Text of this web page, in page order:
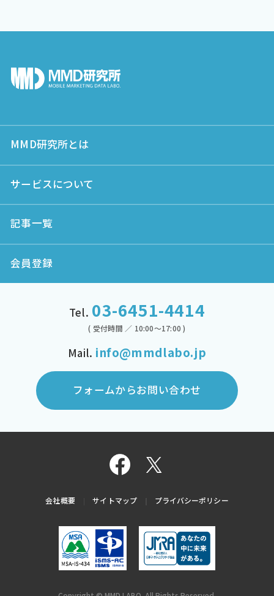
MMD研究所とは
サービスについて
記事一覧
会員登録
Tel. 03-6451-4414
( 受付時間 ／ 10:00～17:00 )
Mail. info@mmdlabo.jp
フォームからお問い合わせ
会社概要 サイトマップ プライバシーポリシー